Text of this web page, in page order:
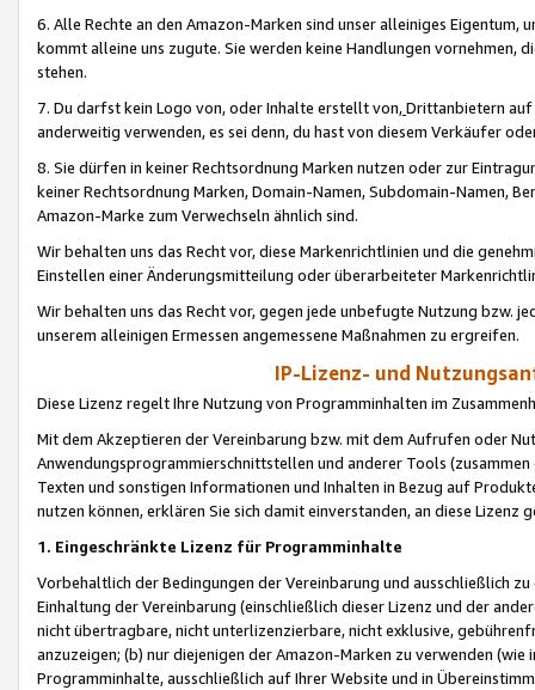
6. Alle Rechte an den Amazon-Marken sind unser alleiniges
kommt alleine uns zugute. Sie werden keine Handlungen vornehmen,
stehen.
7. Du darfst kein Logo von, oder Inhalte erstellt von,Drittanbietern auf
anderweitig verwenden, es sei denn, du hast von diesem Verkäufer
8. Sie dürfen in keiner Rechtsordnung Marken nutzen oder zur
keiner Rechtsordnung Marken, Domain-Namen, Subdomain-Namen,
Amazon-Marke zum Verwechseln ähnlich sind.
Wir behalten uns das Recht vor, diese Markenrichtlinien und die
Einstellen einer Änderungsmitteilung oder überarbeiteter
Wir behalten uns das Recht vor, gegen jede unbefugte Nutzung bzw.
unserem alleinigen Ermessen angemessene Maßnahmen zu ergreifen.
IP-Lizenz- und
Diese Lizenz regelt Ihre Nutzung von Programminhalten im
Mit dem Akzeptieren der Vereinbarung bzw. mit dem Aufrufen oder
Anwendungsprogrammierschnittstellen und anderer Tools (zusammen
Texten und sonstigen Informationen und Inhalten in Bezug auf
nutzen können, erklären Sie sich damit einverstanden, an diese Lizenz
1. Eingeschränkte Lizenz für Programminhalte
Vorbehaltlich der Bedingungen der Vereinbarung und ausschließlich
Einhaltung der Vereinbarung (einschließlich dieser Lizenz und der
nicht übertragbare, nicht unterlizenzierbare, nicht exklusive,
anzuzeigen; (b) nur diejenigen der Amazon-Marken zu verwenden
Programminhalte, ausschließlich auf Ihrer Website und in